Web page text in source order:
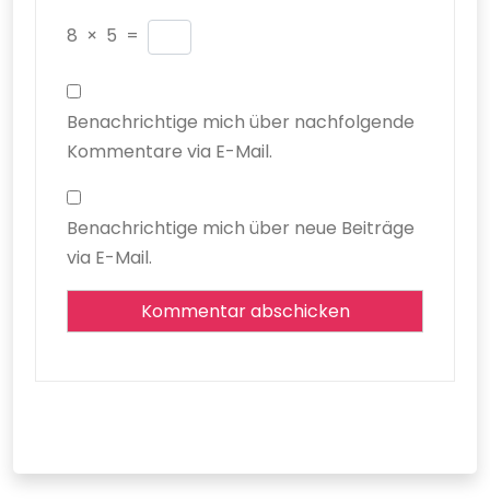
8 × 5 =
Benachrichtige mich über nachfolgende
Kommentare via E-Mail.
Benachrichtige mich über neue Beiträge
via E-Mail.